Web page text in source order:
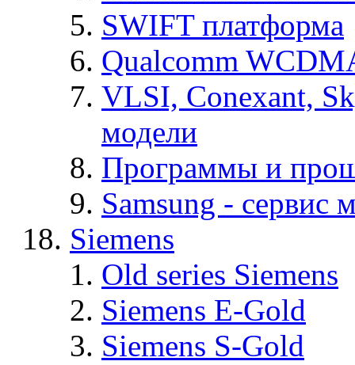
SWIFT платформа
Qualcomm
VLSI, Conexant,
модели
Программы и
Samsung - cервис
Siemens
Old series Siemens
Siemens E-Gold
Siemens S-Gold